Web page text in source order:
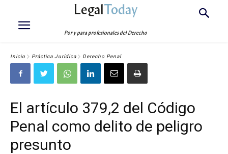
LegalToday
Por y para profesionales del Derecho
Inicio Práctica Jurídica Derecho Penal
El artículo 379,2 del Código
Penal como delito de peligro
presunto